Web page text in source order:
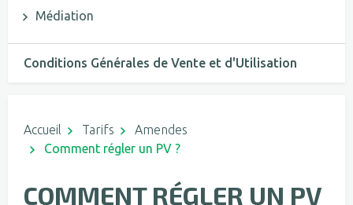
Médiation
Conditions Générales de Vente et d'Utilisation
Accueil Tarifs
Amendes
Comment régler un PV ?
COMMENT RÉGLER UN PV